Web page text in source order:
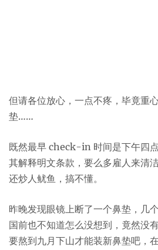
但请各位放心，一点不疼，毕竟重
垫……
既然最早 check-in 时间是下午四
其解释明文条款，要么多雇人来清
还炒人鱿鱼，搞不懂。
昨晚发现眼镜上断了一个鼻垫，几
国前也不知道怎么没想到，竟然没
要熬到九月下山才能装新鼻垫吧，